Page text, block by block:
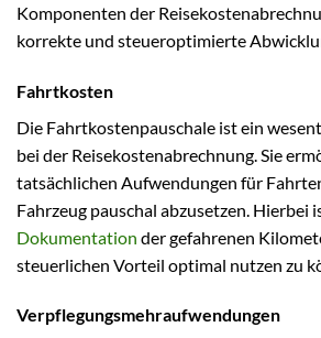
Komponenten der
korrekte und steueroptimierte
Fahrtkosten
Die Fahrtkostenpauschale ist ein
bei der Reisekostenabrechnung. Sie
tatsächlichen Aufwendungen für
Fahrzeug pauschal abzusetzen. Hierbei
Dokumentation der gefahrenen
steuerlichen Vorteil optimal nutzen zu
Verpflegungsmehraufwendungen